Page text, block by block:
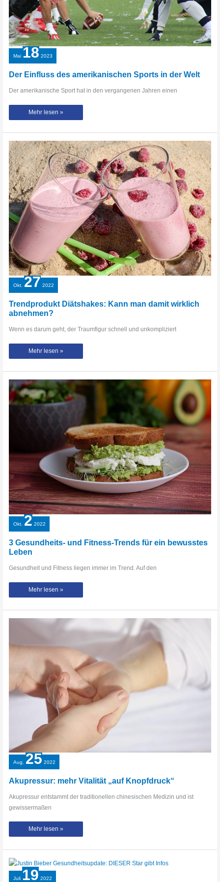
Mai 18 2023
Der Einfluss des amerikanischen Sports in der Welt
Der amerikanische Sport hat in den vergangenen Jahren einen
Der
des
Sports
der
Welt
Mehr lesen »
Okt. 27 2022
Trendprodukt Diätshakes: Kann man damit wirklich
abnehmen?
Wenn es darum geht, der Traumfigur schnell und unkompliziert
Trendprodukt
Kann
damit
abnehmen?
Mehr lesen »
Okt. 2 2022
3 Gesundheits- und Fitness-Trends für ein bewusstes
Leben
Gesundheit und Fitness liegen immer im Trend. Auf den
3
und
Trends
Mehr lesen »
Aug. 25 2022
Akupressur: mehr Vitalität „auf Knopfdruck“
Akupressur entstammt der traditionellen chinesischen Medizin und ist
gewissermaßen
Akupressur:
Knopfdruck“
Mehr lesen »
Juli 19 2022